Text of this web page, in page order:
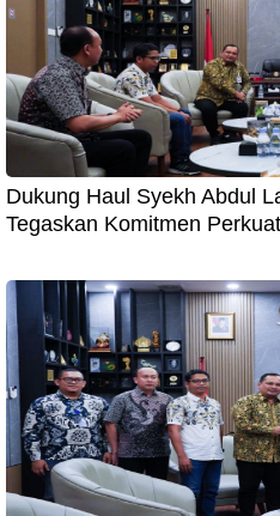
Dukung Haul Syekh Abdul
Tegaskan Komitmen